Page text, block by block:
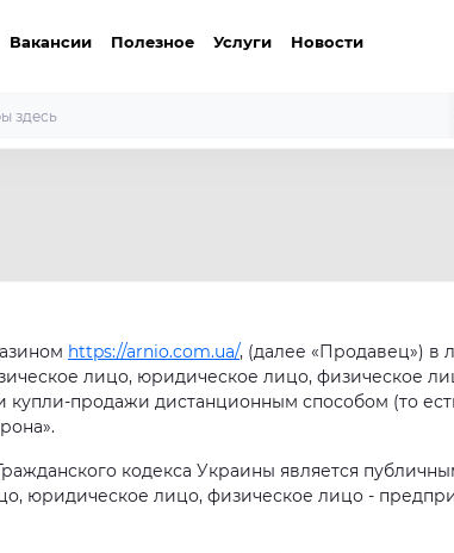
Вакансии Полезное Услуги Новости
https://arnio.com.ua/, (далее «Продавец»)
лицо, юридическое лицо, физическое
продажи дистанционным способом (то
кодекса Украины является
юридическое лицо, физическое лицо -